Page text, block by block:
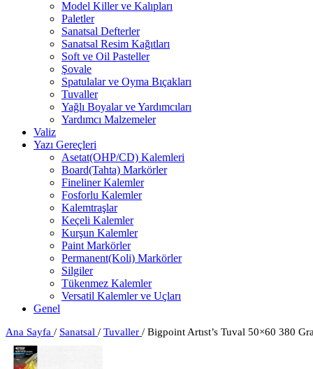
Model Killer ve Kalıpları
Paletler
Sanatsal Defterler
Sanatsal Resim Kağıtları
Soft ve Oil Pasteller
Şovale
Spatulalar ve Oyma Bıçakları
Tuvaller
Yağlı Boyalar ve Yardımcıları
Yardımcı Malzemeler
Valiz
Yazı Gereçleri
Asetat(OHP/CD) Kalemleri
Board(Tahta) Markörler
Fineliner Kalemler
Fosforlu Kalemler
Kalemtraşlar
Keçeli Kalemler
Kurşun Kalemler
Paint Markörler
Permanent(Koli) Markörler
Silgiler
Tükenmez Kalemler
Versatil Kalemler ve Uçları
Genel
Ana Sayfa / Sanatsal / Tuvaller / Bigpoint Artıst’s Tuval 50×60 380